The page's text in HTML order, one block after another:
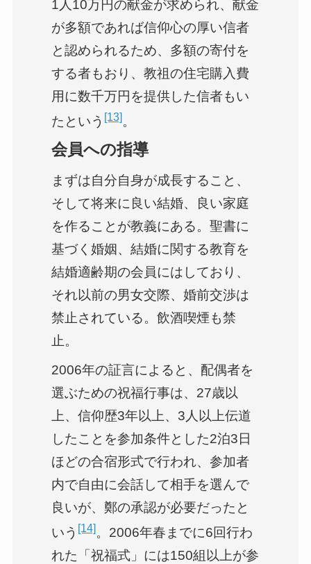
1人10万円の献金が求められ、献金
が多額であれば信仰心の厚い信者
と認められるため、多額の寄付を
する者もおり、教祖の住宅購入費
用に数千万円を提供した信者もい
たという [13] 。
会員への指導
まずは自分自身が成長すること、
そして将来に良い結婚、良い家庭
を作ることが教義にある。聖書に
基づく婚姻、結婚に関する教育を
結婚適齢期の会員にはしており、
それ以前の男女交際、婚前交渉は
禁止されている。飲酒喫煙も禁
止。
2006年の証言によると、配偶者を
選ぶための祝福行事は、27歳以
上、信仰歴3年以上、3人以上伝道
したことを参加条件とした2泊3日
ほどの合宿形式で行われ、参加者
内で自由に会話して相手を選んで
良いが、鄭の承認が必要だったと
いう [14] 。2006年春までに6回行わ
れた「祝福式」には150組以上が参